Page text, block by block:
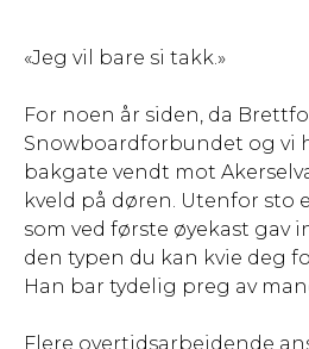
«Jeg vil bare si takk.»
For noen år siden, da
Snowboardforbundet og vi
bakgate vendt mot
kveld på døren. Utenfor sto
som ved første øyekast gav
den typen du kan kvie deg
Han bar tydelig preg av
Flere overtidsarbeidende